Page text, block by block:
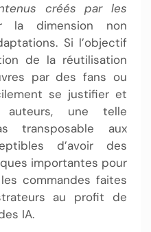
créés par les
dimension non
Si l’objectif
de la réutilisation
par des fans ou
se justifier et
une telle
transposable aux
d’avoir des
importantes pour
commandes faites
au profit de
IA.